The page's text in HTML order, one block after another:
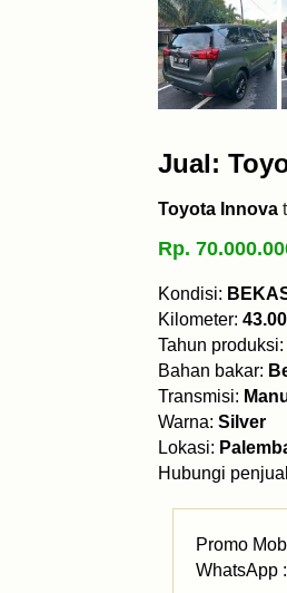
Jual:
Toyota Innova
Rp.
Kondisi:
Kilometer:
Tahun produksi:
Bahan bakar:
Transmisi:
Warna: Silver
Lokasi:
Hubungi
Promo
WhatsApp